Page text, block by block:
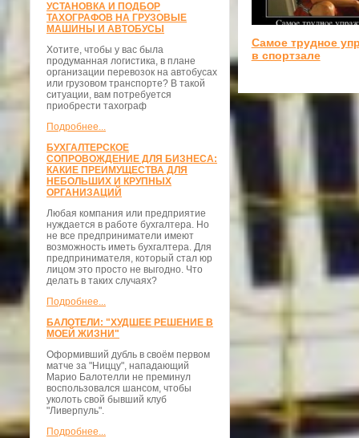
УСТАНОВКА И ПОДБОР
ТАХОГРАФОВ НА ГРУЗОВЫЕ
МАШИНЫ И АВТОБУСЫ
Хотите, чтобы у вас была
продуманная логистика, в плане
организации перевозок на автобусах
или грузовом транспорте? В такой
ситуации, вам потребуется
приобрести тахограф
Подробнее...
БУХГАЛТЕРСКОЕ
СОПРОВОЖДЕНИЕ ДЛЯ БИЗНЕСА:
КАКИЕ ПРЕИМУЩЕСТВА ДЛЯ
НЕБОЛЬШИХ И КРУПНЫХ
ОРГАНИЗАЦИЙ
Любая компания или предприятие
нуждается в работе бухгалтера. Но
не все предприниматели имеют
возможность иметь бухгалтера. Для
предпринимателя, который стал юр
лицом это просто не выгодно. Что
делать в таких случаях?
Подробнее...
БАЛОТЕЛИ: "ХУДШЕЕ РЕШЕНИЕ В
МОЕЙ ЖИЗНИ"
Оформивший дубль в своём первом
матче за "Ниццу", нападающий
Марио Балотелли не преминул
воспользовался шансом, чтобы
уколоть свой бывший клуб
"Ливерпуль".
Подробнее...
Самое трудное
в спортзале